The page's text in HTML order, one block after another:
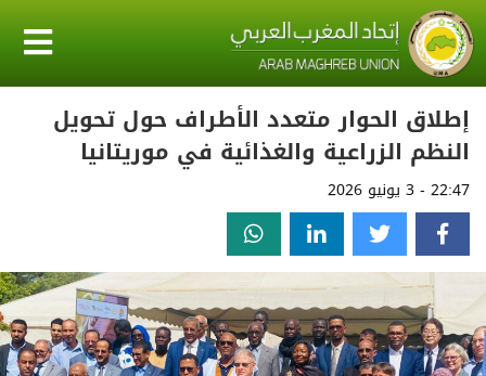
إطلاق الحوار متعدد الأطراف حول تحويل
النظم الزراعية والغذائية في موريتانيا
22:47 - 3 يونيو 2026